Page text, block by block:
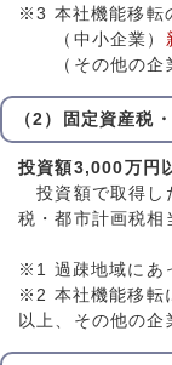
※3 本社機能移転
（中小企業）
（その他の企
（2）固定資産税
投資額3,000万円
投資額で取得し
税・都市計画税相
※1 過疎地域にあ
※2 本社機能移転
以上、その他の